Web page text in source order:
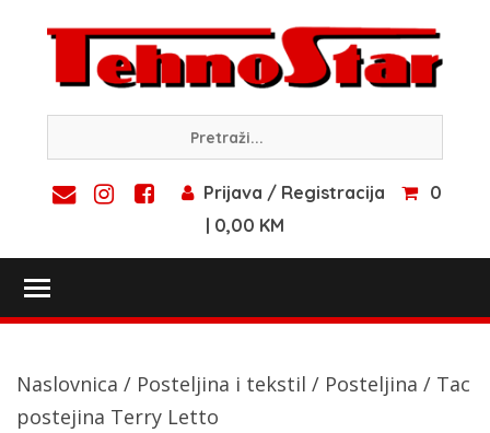
content
Prijava / Registracija
0
| 0,00 KM
Naslovnica / Posteljina i tekstil / Posteljina / Tac
postejina Terry Letto